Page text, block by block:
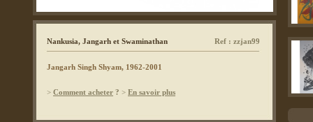
Nankusia, Jangarh et Swaminathan Ref : zzjan99
Jangarh Singh Shyam, 1962-2001
> Comment acheter ? > En savoir plus